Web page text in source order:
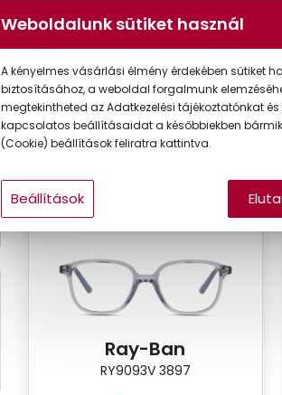
Böngésszen online, hasonlítsa össze
kiszállítással. A webshopos rendelés
illő keretet.
Ray-Ban
RY9093V 3897
Weboldalunk sütiket használ
A kényelmes vásárlási élmény érdekében sütiket
biztosításához, a weboldal forgalmunk
megtekintheted az Adatkezelési tájékoztatónkat
kapcsolatos beállításaidat a későbbiekben
(Cookie) beállítások feliratra kattintva.
Beállítások